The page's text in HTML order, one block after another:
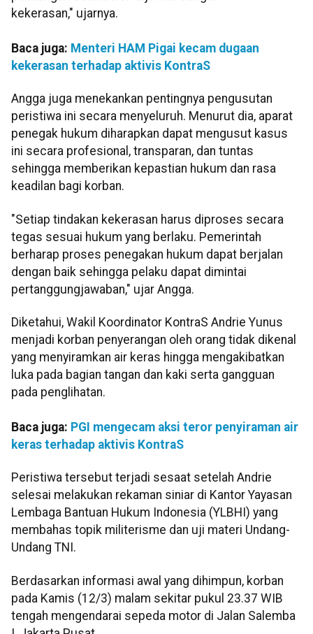
kekerasan," ujarnya.
Baca juga: Menteri HAM Pigai kecam dugaan
kekerasan terhadap aktivis KontraS
Angga juga menekankan pentingnya pengusutan
peristiwa ini secara menyeluruh. Menurut dia, aparat
penegak hukum diharapkan dapat mengusut kasus
ini secara profesional, transparan, dan tuntas
sehingga memberikan kepastian hukum dan rasa
keadilan bagi korban.
"Setiap tindakan kekerasan harus diproses secara
tegas sesuai hukum yang berlaku. Pemerintah
berharap proses penegakan hukum dapat berjalan
dengan baik sehingga pelaku dapat dimintai
pertanggungjawaban," ujar Angga.
Diketahui, Wakil Koordinator KontraS Andrie Yunus
menjadi korban penyerangan oleh orang tidak dikenal
yang menyiramkan air keras hingga mengakibatkan
luka pada bagian tangan dan kaki serta gangguan
pada penglihatan.
Baca juga: PGI mengecam aksi teror penyiraman air
keras terhadap aktivis KontraS
Peristiwa tersebut terjadi sesaat setelah Andrie
selesai melakukan rekaman siniar di Kantor Yayasan
Lembaga Bantuan Hukum Indonesia (YLBHI) yang
membahas topik militerisme dan uji materi Undang-
Undang TNI.
Berdasarkan informasi awal yang dihimpun, korban
pada Kamis (12/3) malam sekitar pukul 23.37 WIB
tengah mengendarai sepeda motor di Jalan Salemba